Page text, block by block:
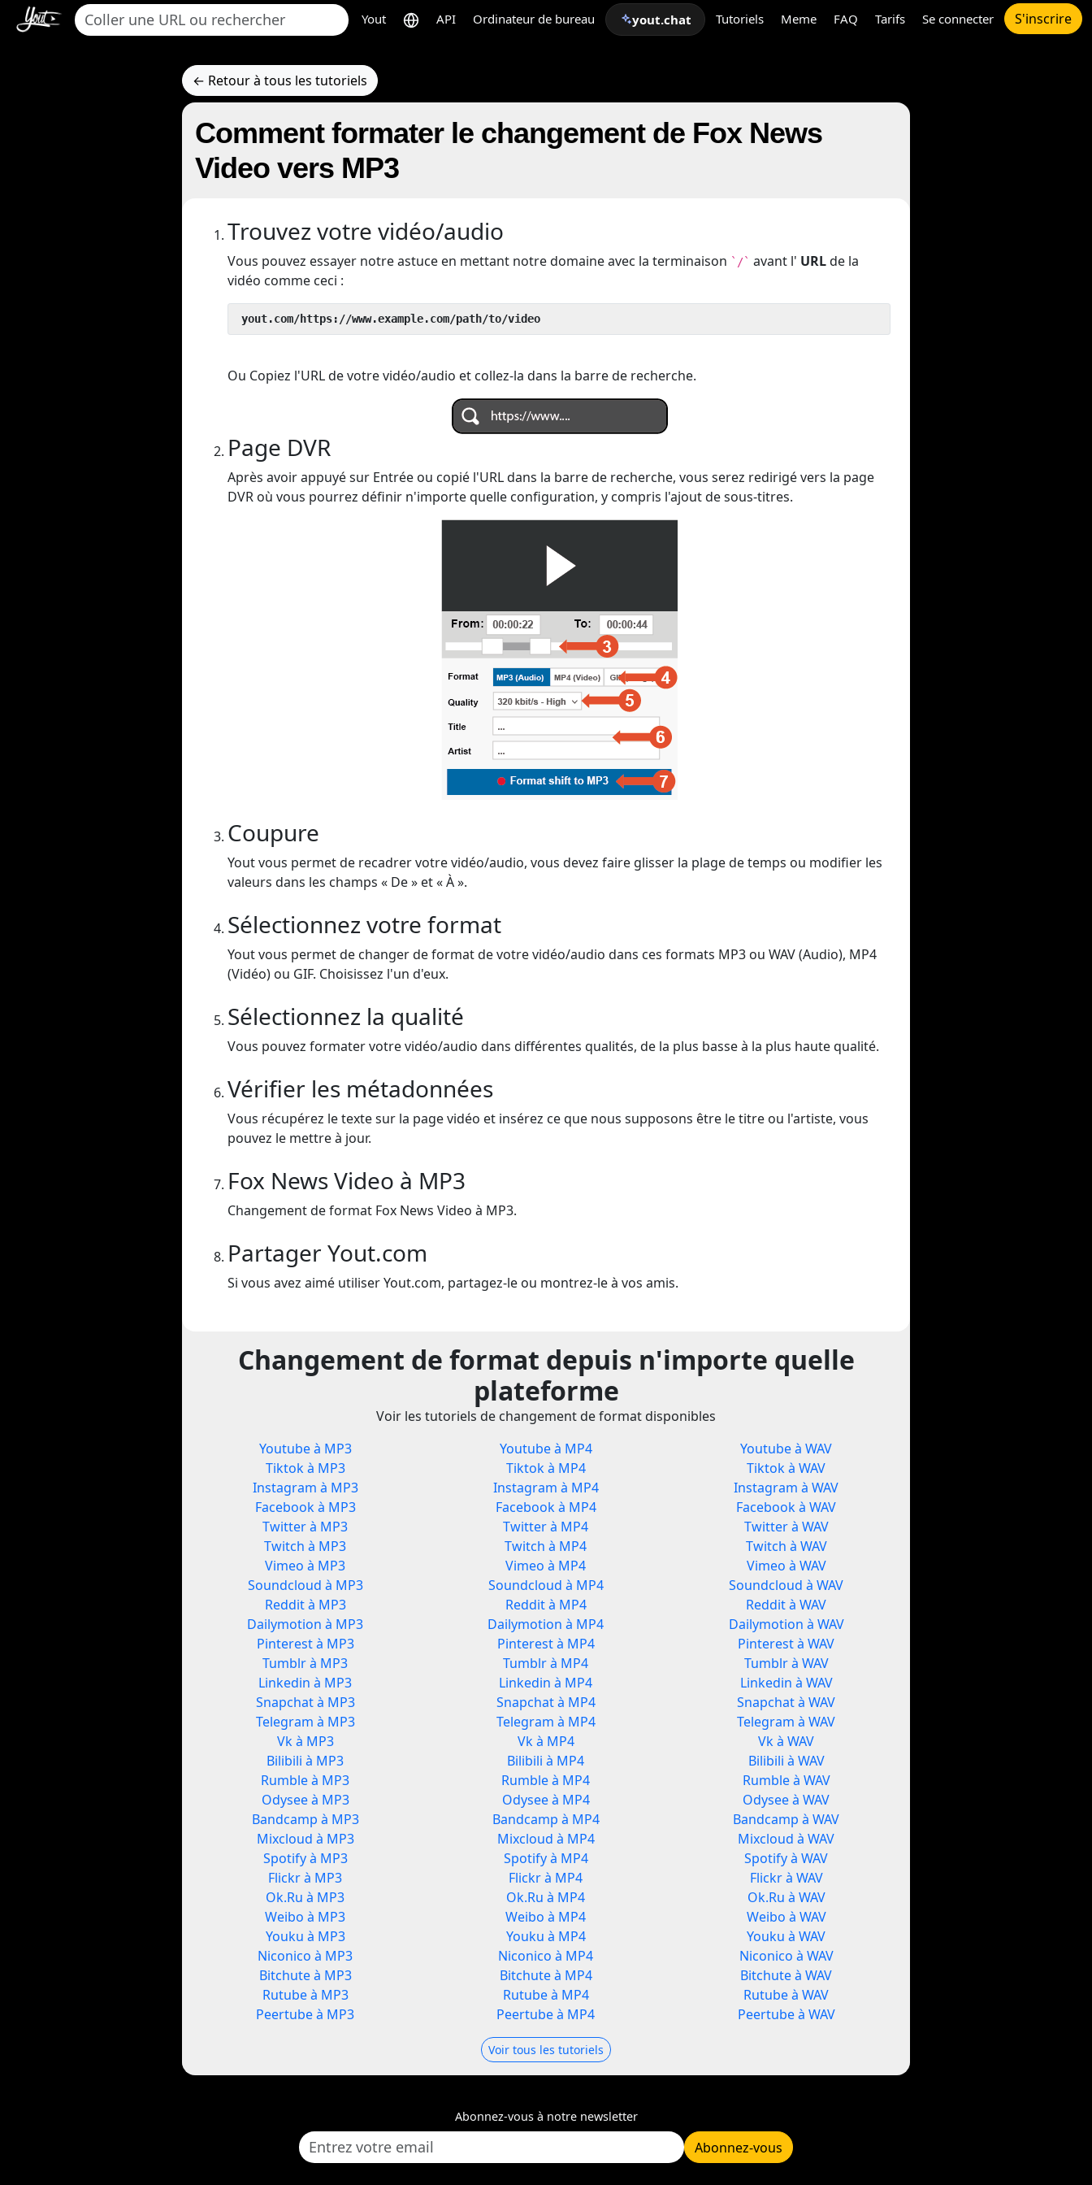
Yout API Ordinateur de bureau yout.chat Tutoriels Meme FAQ Tarifs Se connecter S'inscrire
← Retour à tous les tutoriels
Comment formater le changement de Fox News
Video vers MP3
Trouvez votre vidéo/audio
Vous pouvez essayer notre astuce en mettant notre domaine avec la terminaison `/` avant l' URLde la
vidéo comme ceci :
yout.com/https://www.example.com/path/to/video
Ou Copiez l'URL de votre vidéo/audio et collez-la dans la barre de recherche.
Page DVR
Après avoir appuyé sur Entrée ou copié l'URL dans la barre de recherche, vous serez redirigé vers la page
DVR où vous pourrez définir n'importe quelle configuration, y compris l'ajout de sous-titres.
Coupure
Yout vous permet de recadrer votre vidéo/audio, vous devez faire glisser la plage de temps ou modifier les
valeurs dans les champs « De » et « À ».
Sélectionnez votre format
Yout vous permet de changer de format de votre vidéo/audio dans ces formats MP3 ou WAV (Audio), MP4
(Vidéo) ou GIF. Choisissez l'un d'eux.
Sélectionnez la qualité
Vous pouvez formater votre vidéo/audio dans différentes qualités, de la plus basse à la plus haute qualité.
Vérifier les métadonnées
Vous récupérez le texte sur la page vidéo et insérez ce que nous supposons être le titre ou l'artiste, vous
pouvez le mettre à jour.
Fox News Video à MP3
Changement de format Fox News Video à MP3.
Partager Yout.com
Si vous avez aimé utiliser Yout.com, partagez-le ou montrez-le à vos amis.
Changement de format depuis n'importe quelle
plateforme
Voir les tutoriels de changement de format disponibles
Youtube à MP3
Tiktok à MP3
Instagram à MP3
Facebook à MP3
Twitter à MP3
Twitch à MP3
Vimeo à MP3
Soundcloud à MP3
Reddit à MP3
Dailymotion à MP3
Pinterest à MP3
Tumblr à MP3
Linkedin à MP3
Snapchat à MP3
Telegram à MP3
Vk à MP3
Bilibili à MP3
Rumble à MP3
Odysee à MP3
Bandcamp à MP3
Mixcloud à MP3
Spotify à MP3
Flickr à MP3
Ok.Ru à MP3
Weibo à MP3
Youku à MP3
Niconico à MP3
Bitchute à MP3
Rutube à MP3
Peertube à MP3
Youtube à MP4
Tiktok à MP4
Instagram à MP4
Facebook à MP4
Twitter à MP4
Twitch à MP4
Vimeo à MP4
Soundcloud à MP4
Reddit à MP4
Dailymotion à MP4
Pinterest à MP4
Tumblr à MP4
Linkedin à MP4
Snapchat à MP4
Telegram à MP4
Vk à MP4
Bilibili à MP4
Rumble à MP4
Odysee à MP4
Bandcamp à MP4
Mixcloud à MP4
Spotify à MP4
Flickr à MP4
Ok.Ru à MP4
Weibo à MP4
Youku à MP4
Niconico à MP4
Bitchute à MP4
Rutube à MP4
Peertube à MP4
Youtube à WAV
Tiktok à WAV
Instagram à WAV
Facebook à WAV
Twitter à WAV
Twitch à WAV
Vimeo à WAV
Soundcloud à WAV
Reddit à WAV
Dailymotion à WAV
Pinterest à WAV
Tumblr à WAV
Linkedin à WAV
Snapchat à WAV
Telegram à WAV
Vk à WAV
Bilibili à WAV
Rumble à WAV
Odysee à WAV
Bandcamp à WAV
Mixcloud à WAV
Spotify à WAV
Flickr à WAV
Ok.Ru à WAV
Weibo à WAV
Youku à WAV
Niconico à WAV
Bitchute à WAV
Rutube à WAV
Peertube à WAV
Voir tous les tutoriels
Abonnez-vous à notre newsletter
Abonnez-vous